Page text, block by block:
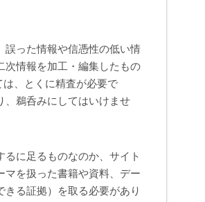
誤った情報や信憑性の低い情
次情報を加工・編集したもの
は、とくに精査が必要で
、鵜呑みにしてはいけませ
に足るものなのか、サイト
マを扱った書籍や資料、デー
る証拠）を取る必要があり